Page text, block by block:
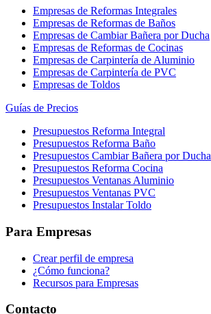
Empresas de Reformas Integrales
Empresas de Reformas de Baños
Empresas de Cambiar Bañera por Ducha
Empresas de Reformas de Cocinas
Empresas de Carpintería de Aluminio
Empresas de Carpintería de PVC
Empresas de Toldos
Guías de Precios
Presupuestos Reforma Integral
Presupuestos Reforma Baño
Presupuestos Cambiar Bañera por Ducha
Presupuestos Reforma Cocina
Presupuestos Ventanas Aluminio
Presupuestos Ventanas PVC
Presupuestos Instalar Toldo
Para Empresas
Crear perfil de empresa
¿Cómo funciona?
Recursos para Empresas
Contacto